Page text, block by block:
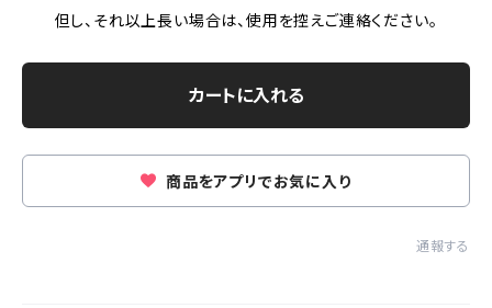
但し、それ以上長い場合は、使用を控えご連絡ください。
カートに入れる
商品をアプリでお気に入り
通報する